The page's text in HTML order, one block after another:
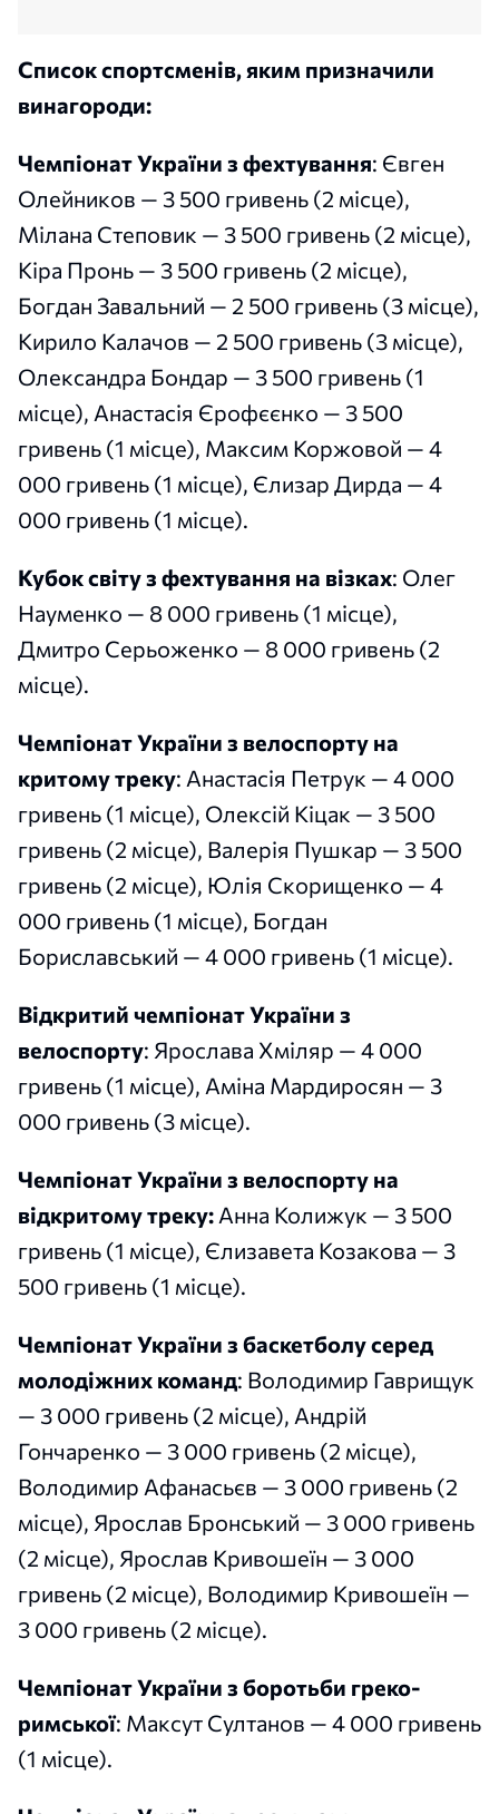
Список спортсменів, яким призначили
винагороди:
Чемпіонат України з фехтування: Євген
Олейников — 3 500 гривень (2 місце),
Мілана Степовик — 3 500 гривень (2 місце),
Кіра Пронь — 3 500 гривень (2 місце),
Богдан Завальний — 2 500 гривень (3 місце),
Кирило Калачов — 2 500 гривень (3 місце),
Олександра Бондар — 3 500 гривень (1
місце), Анастасія Єрофєєнко — 3 500
гривень (1 місце), Максим Коржовой — 4
000 гривень (1 місце), Єлизар Дирда — 4
000 гривень (1 місце).
Кубок світу з фехтування на візках: Олег
Науменко — 8 000 гривень (1 місце),
Дмитро Серьоженко — 8 000 гривень (2
місце).
Чемпіонат України з велоспорту на
критому треку: Анастасія Петрук — 4 000
гривень (1 місце), Олексій Кіцак — 3 500
гривень (2 місце), Валерія Пушкар — 3 500
гривень (2 місце), Юлія Скорищенко — 4
000 гривень (1 місце), Богдан
Бориславський — 4 000 гривень (1 місце).
Відкритий чемпіонат України з
велоспорту: Ярослава Хміляр — 4 000
гривень (1 місце), Аміна Мардиросян — 3
000 гривень (3 місце).
Чемпіонат України з велоспорту на
відкритому треку: Анна Колижук — 3 500
гривень (1 місце), Єлизавета Козакова — 3
500 гривень (1 місце).
Чемпіонат України з баскетболу серед
молодіжних команд: Володимир Гаврищук
— 3 000 гривень (2 місце), Андрій
Гончаренко — 3 000 гривень (2 місце),
Володимир Афанасьєв — 3 000 гривень (2
місце), Ярослав Бронський — 3 000 гривень
(2 місце), Ярослав Кривошеїн — 3 000
гривень (2 місце), Володимир Кривошеїн —
3 000 гривень (2 місце).
Чемпіонат України з боротьби греко-
римської: Максут Султанов — 4 000 гривень
(1 місце).